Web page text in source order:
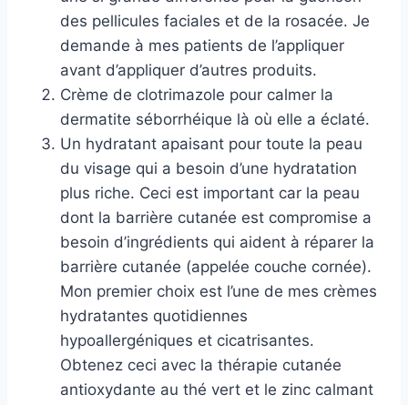
des pellicules faciales et de la rosacée. Je
demande à mes patients de l’appliquer
avant d’appliquer d’autres produits.
Crème de clotrimazole pour calmer la
dermatite séborrhéique là où elle a éclaté.
Un hydratant apaisant pour toute la peau
du visage qui a besoin d’une hydratation
plus riche. Ceci est important car la peau
dont la barrière cutanée est compromise a
besoin d’ingrédients qui aident à réparer la
barrière cutanée (appelée couche cornée).
Mon premier choix est l’une de mes crèmes
hydratantes quotidiennes
hypoallergéniques et cicatrisantes.
Obtenez ceci avec la thérapie cutanée
antioxydante au thé vert et le zinc calmant